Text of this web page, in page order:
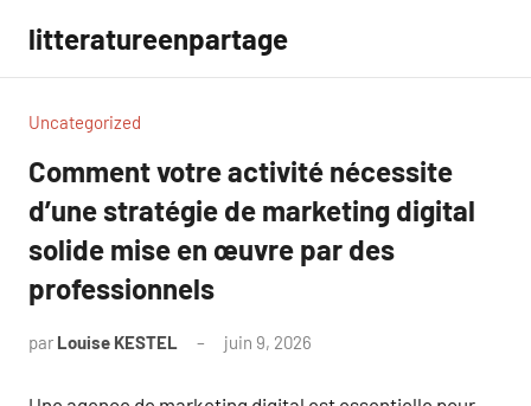
contenu
litteratureenpartage
Uncategorized
Comment votre activité nécessite
d’une stratégie de marketing digital
solide mise en œuvre par des
professionnels
par Louise KESTEL juin 9, 2026